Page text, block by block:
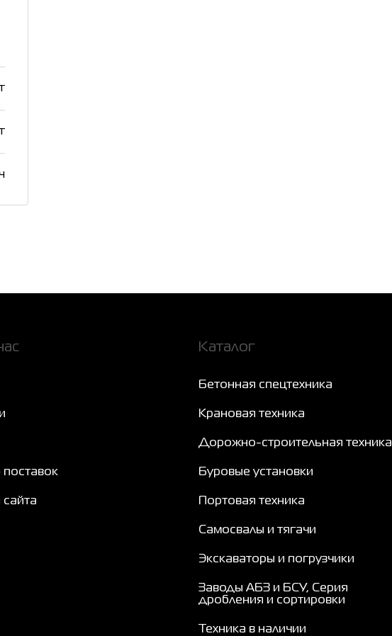
поставок
сайта
Каталог
Бетонная спецтехника
Крановая техника
Дорожно-строительная техника
Буровые установки
Портовая техника
Самосвалы и тягачи
Экскаваторы и погрузчики
Заводы АБЗ и БСУ, Серия
дробления и сортировки
Техника в наличии